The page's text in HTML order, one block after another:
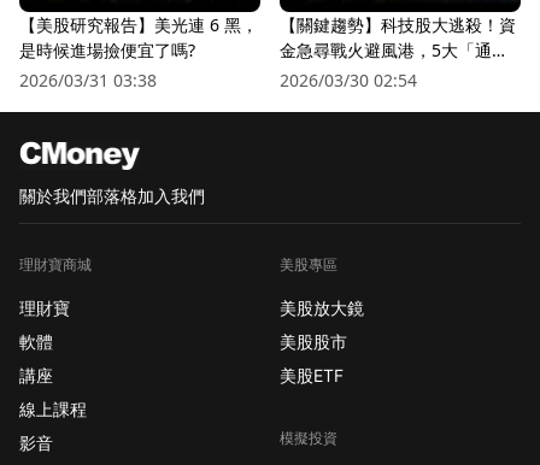
【美股研究報告】美光連 6 黑，
是時候進場撿便宜了嗎?
2026/03/31 03:38
【關鍵趨勢】科技股大逃殺！資
金急尋戰火避風港，5大「通訊
衛星股」逆勢狂飆
2026/03/30 02:54
關於我們部落格加入我們
理財寶商城
理財寶
軟體
講座
線上課程
影音
美股專區
美股放大鏡
美股股市
美股ETF
模擬投資